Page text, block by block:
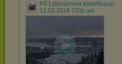
PŚ Lillehammer kwalifikacje
12.03.2018 720p.avi